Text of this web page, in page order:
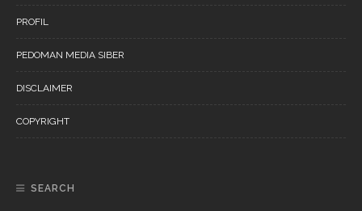
PROFIL
PEDOMAN MEDIA SIBER
DISCLAIMER
COPYRIGHT
SEARCH